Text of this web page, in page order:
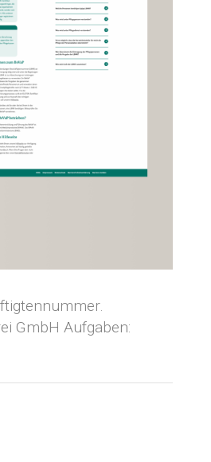
GmbH Aufgaben: